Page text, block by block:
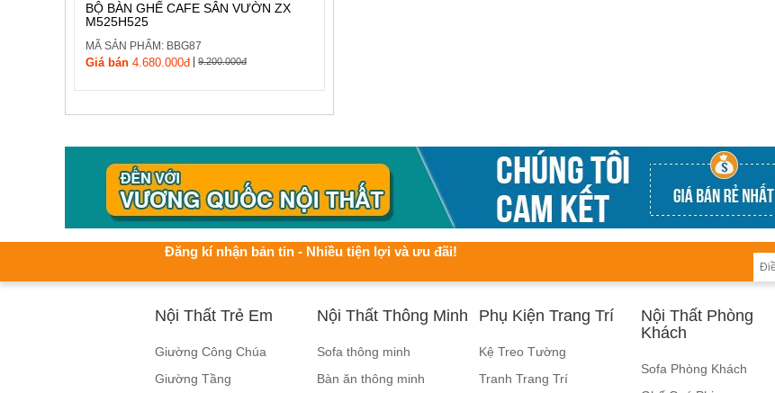
BỘ BÀN GHẾ CAFE SÂN VƯỜN ZX
M525H525
MÃ SẢN PHẨM: BBG87
Giá bán 4.680.000đ| 9.200.000đ
Đăng kí nhận bản tin - Nhiều tiện lợi và ưu đãi!
Nội Thất Trẻ Em
Giường Công Chúa
Giường Tầng
Nội Thất Thông Minh
Sofa thông minh
Bàn ăn thông minh
Phụ Kiện Trang Trí
Kệ Treo Tường
Tranh Trang Trí
Nội Thất Phòng
Khách
Sofa Phòng Khách